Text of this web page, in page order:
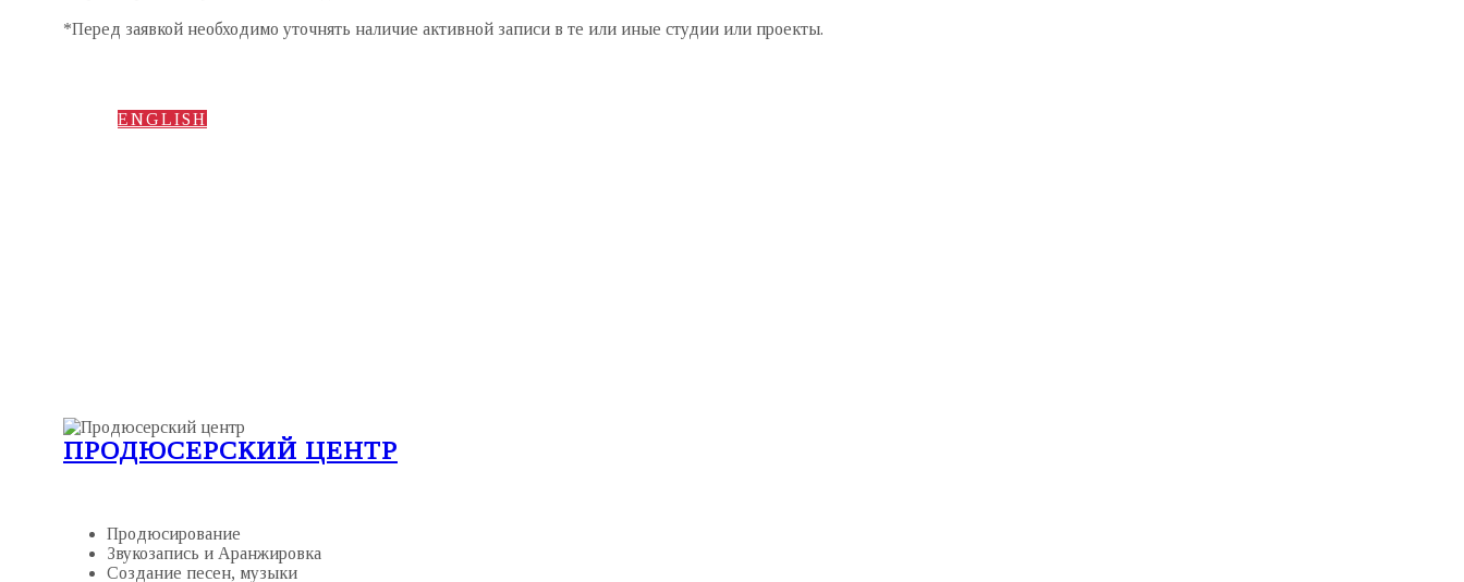
*Перед заявкой необходимо уточнять наличие активной записи в те или иные студии или проекты.
ENGLISH
ПРОДЮСЕРСКИЙ ЦЕНТР
Продюсирование
Звукозапись и Аранжировка
Создание песен, музыки